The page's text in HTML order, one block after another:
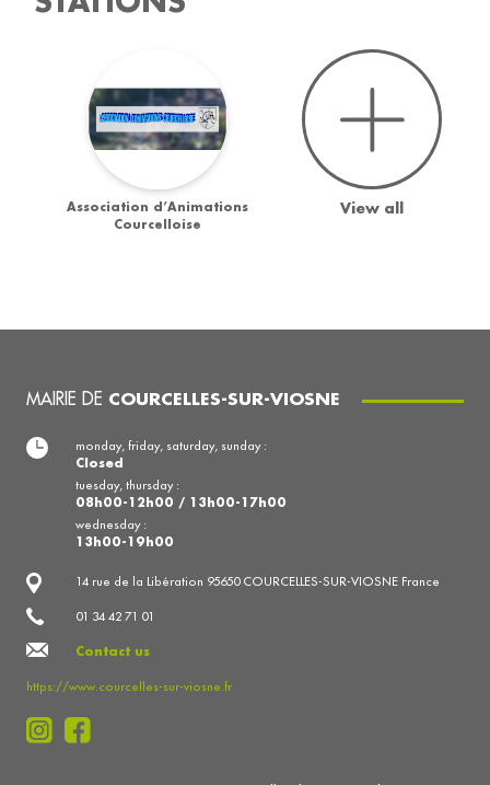
Association d’Animations
Courcelloise
View all
MAIRIE DE COURCELLES-SUR-VIOSNE
14 rue de la Libération 95650 COURCELLES-SUR-VIOSNE France
01 34 42 71 01
Contact us
https://www.courcelles-sur-viosne.fr
monday, friday, saturday, sunday :
Closed
tuesday, thursday :
08h00-12h00 / 13h00-17h00
wednesday :
13h00-19h00